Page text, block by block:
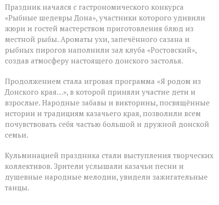
Праздник начался с гастрономического конкурса
«Рыбные шедевры Дона», участники которого удивили
жюри и гостей мастерством приготовления блюд из
местной рыбы. Ароматы ухи, запечённого сазана и
рыбных пирогов наполнили зал клуба «Ростовский»,
создав атмосферу настоящего донского застолья.
Продолжением стала игровая программа «Я родом из
Донского края…», в которой приняли участие дети и
взрослые. Народные забавы и викторины, посвящённые
истории и традициям казачьего края, позволили всем
почувствовать себя частью большой и дружной донской
семьи.
Кульминацией праздника стали выступления творческих
коллективов. Зрители услышали казачьи песни и
душевные народные мелодии, увидели зажигательные
танцы.